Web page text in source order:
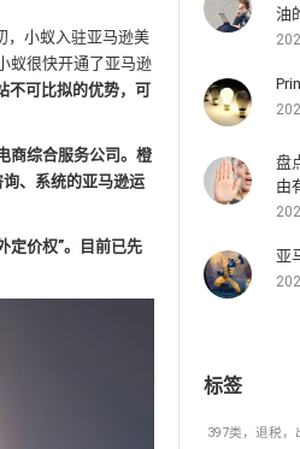
，小蚁入驻亚马逊美
蚁很快开通了亚马逊
不可比拟的优势，可
商综合服务公司。橙
、系统的亚马逊运
定价权”。目前已先
油
盘
由
亚
标签
397类，退税，